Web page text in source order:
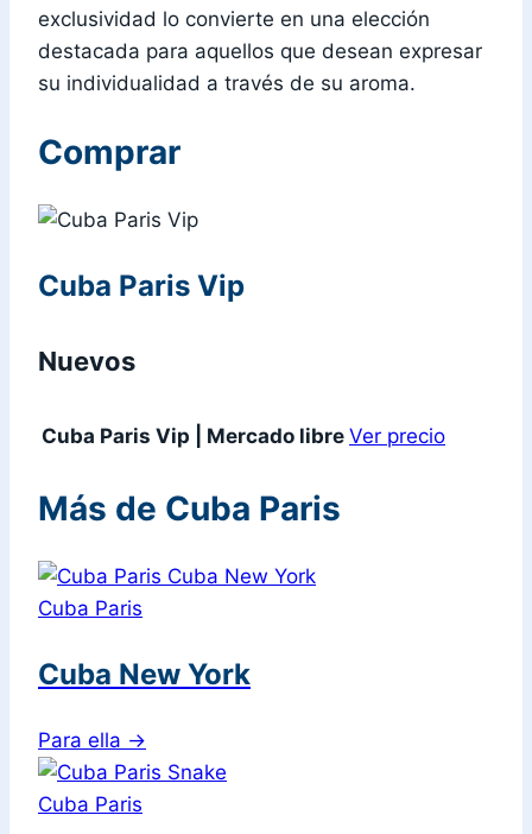
exclusividad lo convierte en una elección
destacada para aquellos que desean expresar
su individualidad a través de su aroma.
Comprar
Cuba Paris Vip
Nuevos
Cuba Paris Vip | Mercado libre Ver precio
Más de Cuba Paris
Cuba Paris
Cuba New York
Para ella →
Cuba Paris